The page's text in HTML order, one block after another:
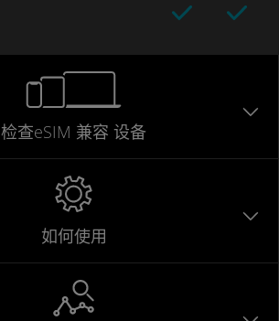
检查eSIM 兼容 设备
如何使用